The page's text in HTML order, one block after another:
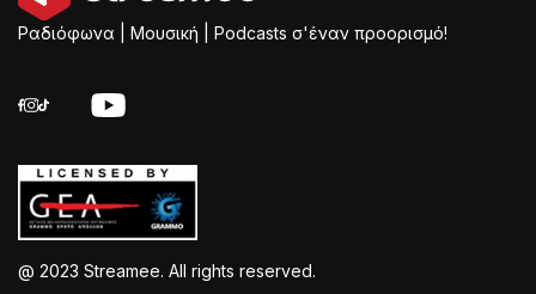
Ραδιόφωνα | Μουσική | Podcasts σ'έναν προορισμό!
@ 2023 Streamee. All rights reserved.